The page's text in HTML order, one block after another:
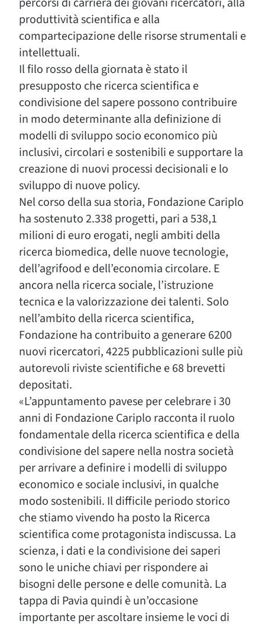
produttività scientifica e alla
compartecipazione delle risorse strumentali e
intellettuali.
Il filo rosso della giornata è stato il
presupposto che ricerca scientifica e
condivisione del sapere possono contribuire
in modo determinante alla definizione di
modelli di sviluppo socio economico più
inclusivi, circolari e sostenibili e supportare la
creazione di nuovi processi decisionali e lo
sviluppo di nuove policy.
Nel corso della sua storia, Fondazione Cariplo
ha sostenuto 2.338 progetti, pari a 538,1
milioni di euro erogati, negli ambiti della
ricerca biomedica, delle nuove tecnologie,
dell’agrifood e dell’economia circolare. E
ancora nella ricerca sociale, l’istruzione
tecnica e la valorizzazione dei talenti. Solo
nell’ambito della ricerca scientifica,
Fondazione ha contribuito a generare 6200
nuovi ricercatori, 4225 pubblicazioni sulle più
autorevoli riviste scientifiche e 68 brevetti
depositati.
«L’appuntamento pavese per celebrare i 30
anni di Fondazione Cariplo racconta il ruolo
fondamentale della ricerca scientifica e della
condivisione del sapere nella nostra società
per arrivare a definire i modelli di sviluppo
economico e sociale inclusivi, in qualche
modo sostenibili. Il difficile periodo storico
che stiamo vivendo ha posto la Ricerca
scientifica come protagonista indiscussa. La
scienza, i dati e la condivisione dei saperi
sono le uniche chiavi per rispondere ai
bisogni delle persone e delle comunità. La
tappa di Pavia quindi è un’occasione
importante per ascoltare insieme le voci di